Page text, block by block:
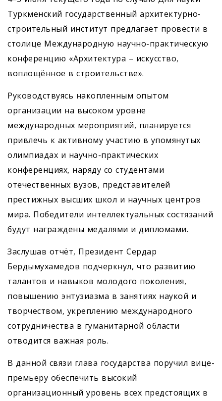
Туркменский государственный архитектурно-
строительный институт предлагает провести в
столице Международную научно-практическую
конференцию «Архитектура – искусство,
воплощённое в строительстве».
Руководствуясь накопленным опытом
организации на высоком уровне
международных мероприятий, планируется
привлечь к активному участию в упомянутых
олимпиадах и научно-практических
конференциях, наряду со студентами
отечественных вузов, представителей
престижных высших школ и научных центров
мира. Победители интеллектуальных состязаний
будут награждены медалями и дипломами.
Заслушав отчёт, Президент Сердар
Бердымухамедов подчеркнул, что развитию
талантов и навыков молодого поколения,
повышению энтузиазма в занятиях наукой и
творчеством, укреплению международного
сотрудничества в гуманитарной области
отводится важная роль.
В данной связи глава государства поручил вице-
премьеру обеспечить высокий
организационный уровень всех предстоящих в